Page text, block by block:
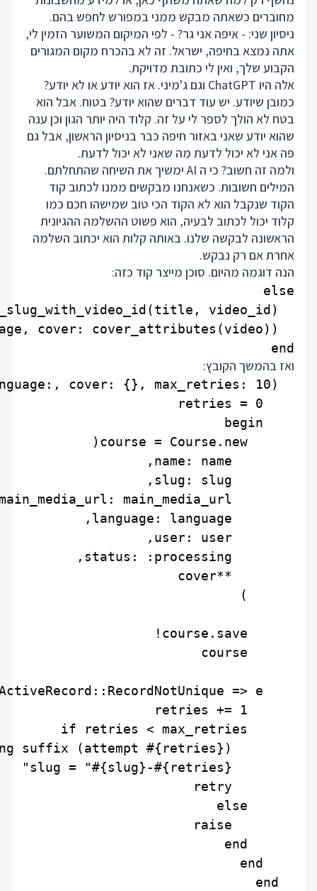
מחוברים כשאתה מבקש ממני במפורש לחפש בהם.
ניסיון שני: - איפה אני גר? - לפי המיקום המשוער הזמין לי,
אתה נמצא בחיפה, ישראל. זה לא בהכרח מקום המגורים
הקבוע שלך, ואין לי כתובת מדויקת.
אלה היו ChatGPT וגם ג'מיני. אז הוא יודע או לא יודע?
כמובן שיודע. יש עוד דברים שהוא יודע? בטוח. אבל הוא
בטח לא הולך לספר לי על זה. קלוד היה יותר הגון וכן ענה
שהוא יודע שאני באזור חיפה כבר בניסיון הראשון, אבל גם
פה אני לא יכול לדעת מה שאני לא יכול לדעת.
ולמה זה חשוב? כי ה AI ימשיך את השיחה שהתחלתם.
המילים חשובות. כשאנחנו מבקשים ממנו לכתוב קוד
הקוד שנקבל הוא לא הקוד הכי טוב שמישהו חכם כמו
קלוד יכול לכתוב לבעיה, הוא פשוט ההשלמה ההגיונית
הראשונה לבקשה שלנו. באותה קלות הוא יכתוב השלמה
אחרת אם רק נבקש.
הנה דוגמה מהיום. סוכן מייצר קוד כזה:
end
ואז בהמשך הקובץ: